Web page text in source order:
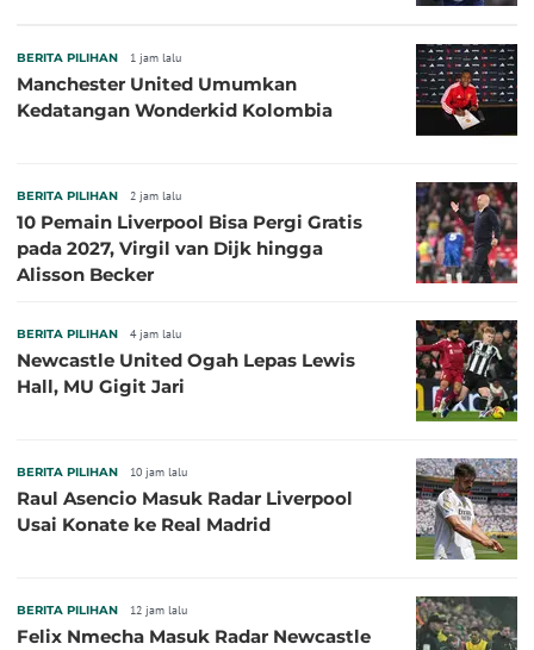
BERITA PILIHAN 1 jam lalu
Manchester United Umumkan
Kedatangan Wonderkid Kolombia
BERITA PILIHAN 2 jam lalu
10 Pemain Liverpool Bisa Pergi Gratis
pada 2027, Virgil van Dijk hingga
Alisson Becker
BERITA PILIHAN 4 jam lalu
Newcastle United Ogah Lepas Lewis
Hall, MU Gigit Jari
BERITA PILIHAN 10 jam lalu
Raul Asencio Masuk Radar Liverpool
Usai Konate ke Real Madrid
BERITA PILIHAN 12 jam lalu
Felix Nmecha Masuk Radar Newcastle